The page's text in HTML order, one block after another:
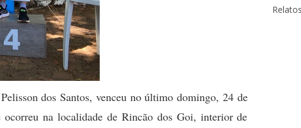
dos Santos, venceu no último domingo, 24 de
ocorreu na localidade de Rincão dos Goi, interior de